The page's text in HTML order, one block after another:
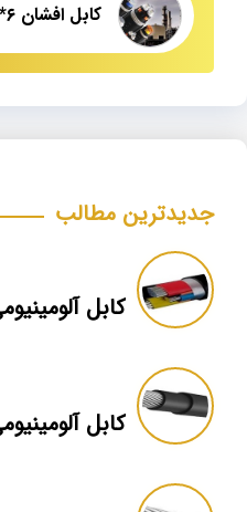
کابل افشان ۶*۵ نمایندگی فروش اصلی
جدیدترین مطالب